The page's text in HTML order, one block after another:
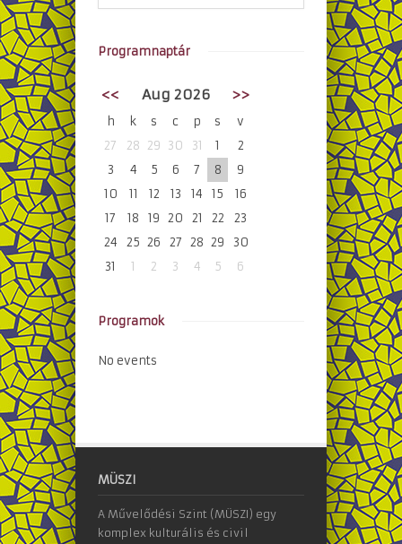
Programnaptár
<< Aug 2026 >>
h k s c p s
v
27
28 29 30 31 1
2
3
4 5 6 7 8
9
10
11 12 13 14 15
16
17
18 19 20 21 22
23
24
25 26 27 28 29
30
31
1 2 3 4 5 6
Programok
No events
MÜSZI
A Művelődési Szint (MÜSZI) egy
komplex kulturális és civil